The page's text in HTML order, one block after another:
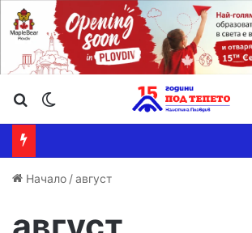
Търсене ...
Начало /август